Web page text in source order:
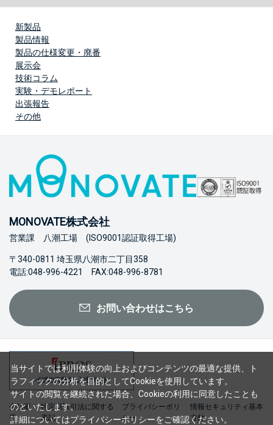
新製品
製品情報
製品の仕様変更・廃番
展示会
技術コラム
実験・デモレポート
出張報告
その他
MONOVATE株式会社
営業課 八潮工場 (ISO9001認証取得工場)
〒340-0811 埼玉県八潮市二丁目358
電話:048-996-4221 FAX:048-996-8781
お問い合わせはこちら
会社概
要
特定商取引法に関する
表記
プライバシーポリ
シー
情報セキュリティ基本
方針
当サイトでは利用体験の向上およびコンテンツの最適な提供、ト
ラフィックの分析を目的としてCookieを使用しています。
サイトの閲覧を継続された場合、Cookieの利用に同意したことも
のといたします。
詳細についてはプライバシーポリシーをご確認ください。